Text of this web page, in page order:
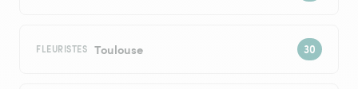
FLEURISTES Toulouse